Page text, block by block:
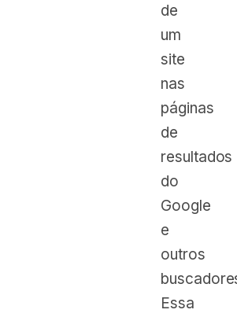
de
um
site
nas
páginas
de
resultados
do
Google
e
outros
Essa